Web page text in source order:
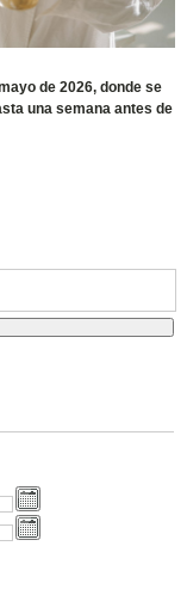
de 2026, donde se
una semana antes de